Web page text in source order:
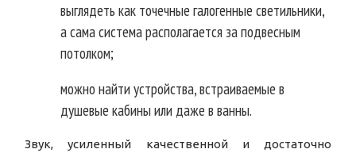
выглядеть как точечные галогенные светильники,
а сама система располагается за подвесным
потолком;
можно найти устройства, встраиваемые в
душевые кабины или даже в ванны.
Звук, усиленный качественной и достаточно